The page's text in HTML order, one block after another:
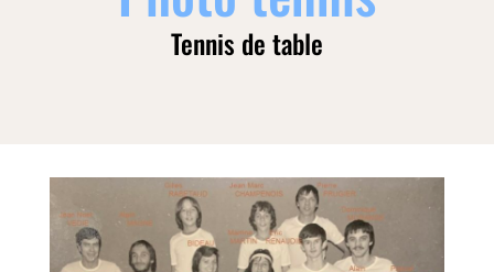
Tennis de table